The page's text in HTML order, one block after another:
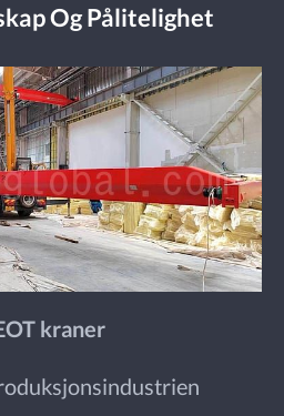
Og Pålitelighet
kraner